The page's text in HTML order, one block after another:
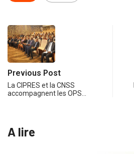
Previous Post
La CIPRES et la CNSS
accompagnent les OPS…
A lire